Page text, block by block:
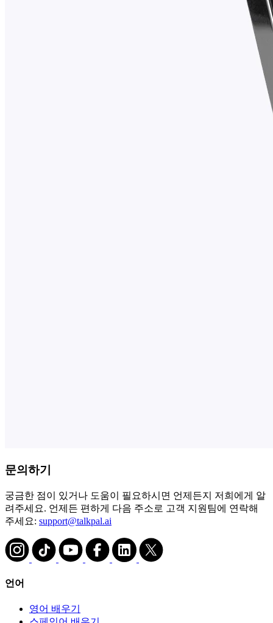
문의하기
궁금한 점이 있거나 도움이 필요하시면 언제든지 저희에게 알
려주세요. 언제든 편하게 다음 주소로 고객 지원팀에 연락해
주세요: support@talkpal.ai
언어
영어 배우기